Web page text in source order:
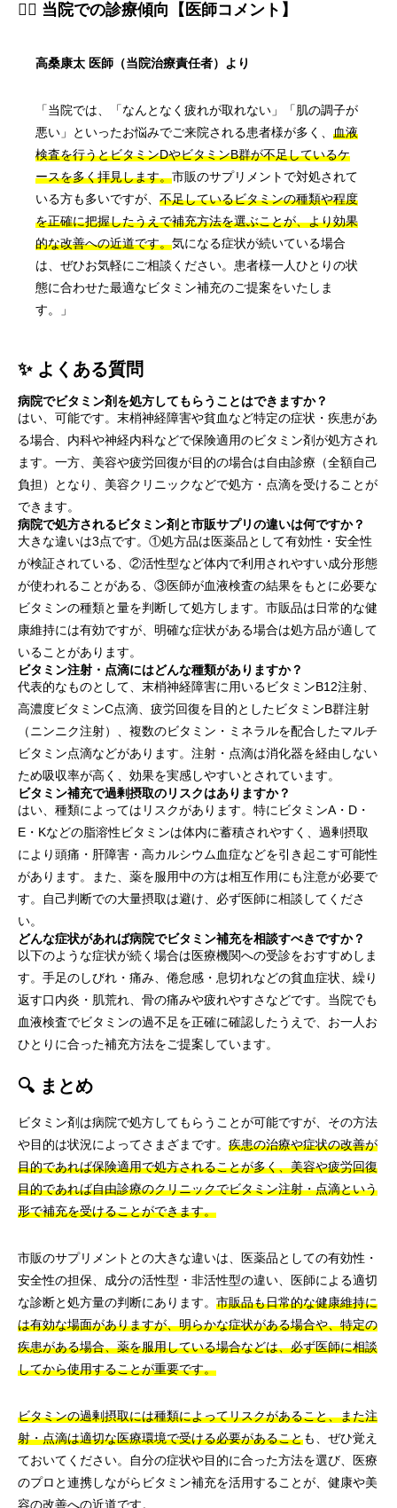
👨‍⚕️ 当院での診療傾向【医師コメント】
高桑康太 医師（当院治療責任者）より
「当院では、「なんとなく疲れが取れない」「肌の調子が
悪い」といったお悩みでご来院される患者様が多く、 血液
検査を行うとビタミンDやビタミンB群が不足しているケ
ースを多く拝見します。市販のサプリメントで対処されて
いる方も多いですが、 不足しているビタミンの種類や程度
を正確に把握したうえで補充方法を選ぶことが、より効果
的な改善への近道です。気になる症状が続いている場合
は、ぜひお気軽にご相談ください。患者様一人ひとりの状
態に合わせた最適なビタミン補充のご提案をいたしま
す。」
✨ よくある質問
病院でビタミン剤を処方してもらうことはできますか？
はい、可能です。末梢神経障害や貧血など特定の症状・疾患があ
る場合、内科や神経内科などで保険適用のビタミン剤が処方され
ます。一方、美容や疲労回復が目的の場合は自由診療（全額自己
負担）となり、美容クリニックなどで処方・点滴を受けることが
できます。
病院で処方されるビタミン剤と市販サプリの違いは何ですか？
大きな違いは3点です。①処方品は医薬品として有効性・安全性
が検証されている、②活性型など体内で利用されやすい成分形態
が使われることがある、③医師が血液検査の結果をもとに必要な
ビタミンの種類と量を判断して処方します。市販品は日常的な健
康維持には有効ですが、明確な症状がある場合は処方品が適して
いることがあります。
ビタミン注射・点滴にはどんな種類がありますか？
代表的なものとして、末梢神経障害に用いるビタミンB12注射、
高濃度ビタミンC点滴、疲労回復を目的としたビタミンB群注射
（ニンニク注射）、複数のビタミン・ミネラルを配合したマルチ
ビタミン点滴などがあります。注射・点滴は消化器を経由しない
ため吸収率が高く、効果を実感しやすいとされています。
ビタミン補充で過剰摂取のリスクはありますか？
はい、種類によってはリスクがあります。特にビタミンA・D・
E・Kなどの脂溶性ビタミンは体内に蓄積されやすく、過剰摂取
により頭痛・肝障害・高カルシウム血症などを引き起こす可能性
があります。また、薬を服用中の方は相互作用にも注意が必要で
す。自己判断での大量摂取は避け、必ず医師に相談してくださ
い。
どんな症状があれば病院でビタミン補充を相談すべきですか？
以下のような症状が続く場合は医療機関への受診をおすすめしま
す。手足のしびれ・痛み、倦怠感・息切れなどの貧血症状、繰り
返す口内炎・肌荒れ、骨の痛みや疲れやすさなどです。当院でも
血液検査でビタミンの過不足を正確に確認したうえで、お一人お
ひとりに合った補充方法をご提案しています。
🔍 まとめ
ビタミン剤は病院で処方してもらうことが可能ですが、その方法
や目的は状況によってさまざまです。 疾患の治療や症状の改善が
目的であれば保険適用で処方されることが多く、美容や疲労回復
目的であれば自由診療のクリニックでビタミン注射・点滴という
形で補充を受けることができます。
市販のサプリメントとの大きな違いは、医薬品としての有効性・
安全性の担保、成分の活性型・非活性型の違い、医師による適切
な診断と処方量の判断にあります。 市販品も日常的な健康維持に
は有効な場面がありますが、明らかな症状がある場合や、特定の
疾患がある場合、薬を服用している場合などは、必ず医師に相談
してから使用することが重要です。
ビタミンの過剰摂取には種類によってリスクがあること、また注
射・点滴は適切な医療環境で受ける必要があることも、ぜひ覚え
ておいてください。自分の症状や目的に合った方法を選び、医療
のプロと連携しながらビタミン補充を活用することが、健康や美
容の改善への近道です。